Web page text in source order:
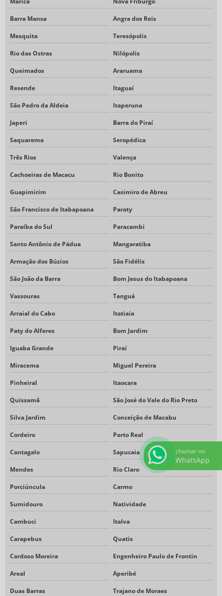
Barra Mansa Angra dos Reis
Mesquita Teresópolis
Rio das Ostras Nilópolis
Queimados Araruama
Resende Itaguaí
São Pedro da Aldeia Itaperuna
Japeri Barra do Piraí
Saquarema Seropédica
Três Rios Valença
Cachoeiras de Macacu Rio Bonito
Guapimirim Casimiro de Abreu
São Francisco de Itabapoana Paraty
Paraíba do Sul Paracambi
Santo Antônio de Pádua Mangaratiba
Armação dos Búzios São Fidélis
São João da Barra Bom Jesus do Itabapoana
Vassouras Tanguá
Arraial do Cabo Itatiaia
Paty do Alferes Bom Jardim
Iguaba Grande Piraí
Miracema Miguel Pereira
Pinheiral Itaocara
Quissamã São José do Vale do Rio Preto
Silva Jardim Conceição de Macabu
Cordeiro Porto Real
Cantagalo Sapucaia
Mendes Rio Claro
Porciúncula Carmo
Sumidouro Natividade
Cambuci Italva
Carapebus Quatis
Cardoso Moreira Engenheiro Paulo de Frontin
Areal Aperibé
Duas Barras Trajano de Moraes
chamar no
WhatsApp